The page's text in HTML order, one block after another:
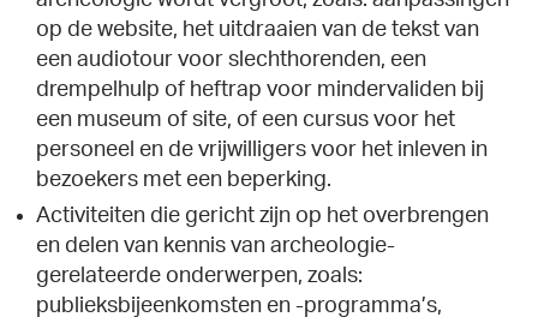
op de website, het uitdraaien van de tekst van
een audiotour voor slechthorenden, een
drempelhulp of heftrap voor mindervaliden bij
een museum of site, of een cursus voor het
personeel en de vrijwilligers voor het inleven in
bezoekers met een beperking.
Activiteiten die gericht zijn op het overbrengen
en delen van kennis van archeologie-
gerelateerde onderwerpen, zoals:
publieksbijeenkomsten en -programma’s,